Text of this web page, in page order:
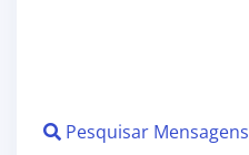
Pesquisar Mensagens